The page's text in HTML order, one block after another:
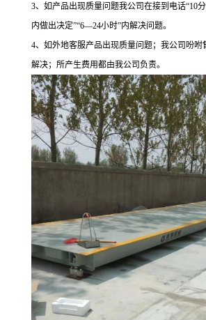
3、如产品出现质量问题我公司在接到电话“10
内做出决定”“6—24小时”内解决问题。
4、如外地客服产品出现质量问题；我公司吩咐
解决；所产生费用都由我公司负责。